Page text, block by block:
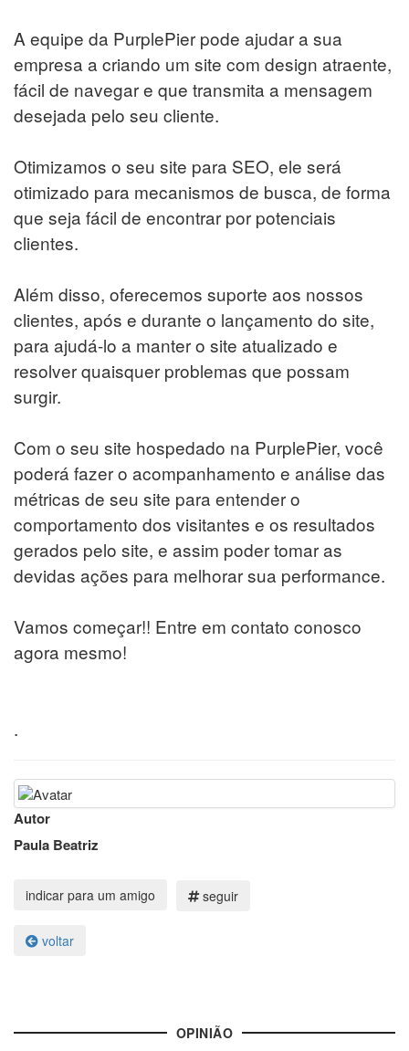
A equipe da PurplePier pode ajudar a sua
empresa a criando um site com design atraente,
fácil de navegar e que transmita a mensagem
desejada pelo seu cliente.
Otimizamos o seu site para SEO, ele será
otimizado para mecanismos de busca, de forma
que seja fácil de encontrar por potenciais
clientes.
Além disso, oferecemos suporte aos nossos
clientes, após e durante o lançamento do site,
para ajudá-lo a manter o site atualizado e
resolver quaisquer problemas que possam
surgir.
Com o seu site hospedado na PurplePier, você
poderá fazer o acompanhamento e análise das
métricas de seu site para entender o
comportamento dos visitantes e os resultados
gerados pelo site, e assim poder tomar as
devidas ações para melhorar sua performance.
Vamos começar!! Entre em contato conosco
agora mesmo!
.
Autor
Paula Beatriz
seguir
voltar
OPINIÃO